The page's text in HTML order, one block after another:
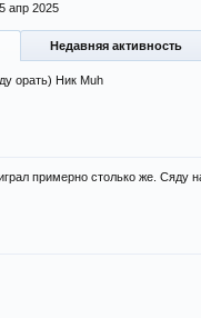
апр 2025
Недавняя активность
орать) Ник Мuh
примерно столько же. Сяду